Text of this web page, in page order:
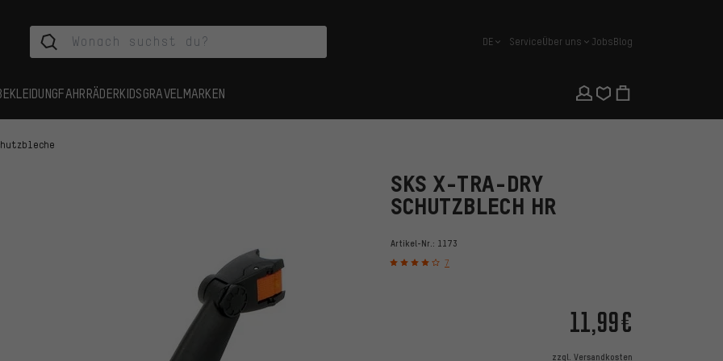
Deutsch
DE ServiceÜber uns JobsBlog
FAHRRÄDERKIDSGRAVEL MARKEN
SKS X-TRA-DRY
SCHUTZBLECH HR
Artikel-Nr.: 1173
7
11,99€
zzgl. Versandkosten